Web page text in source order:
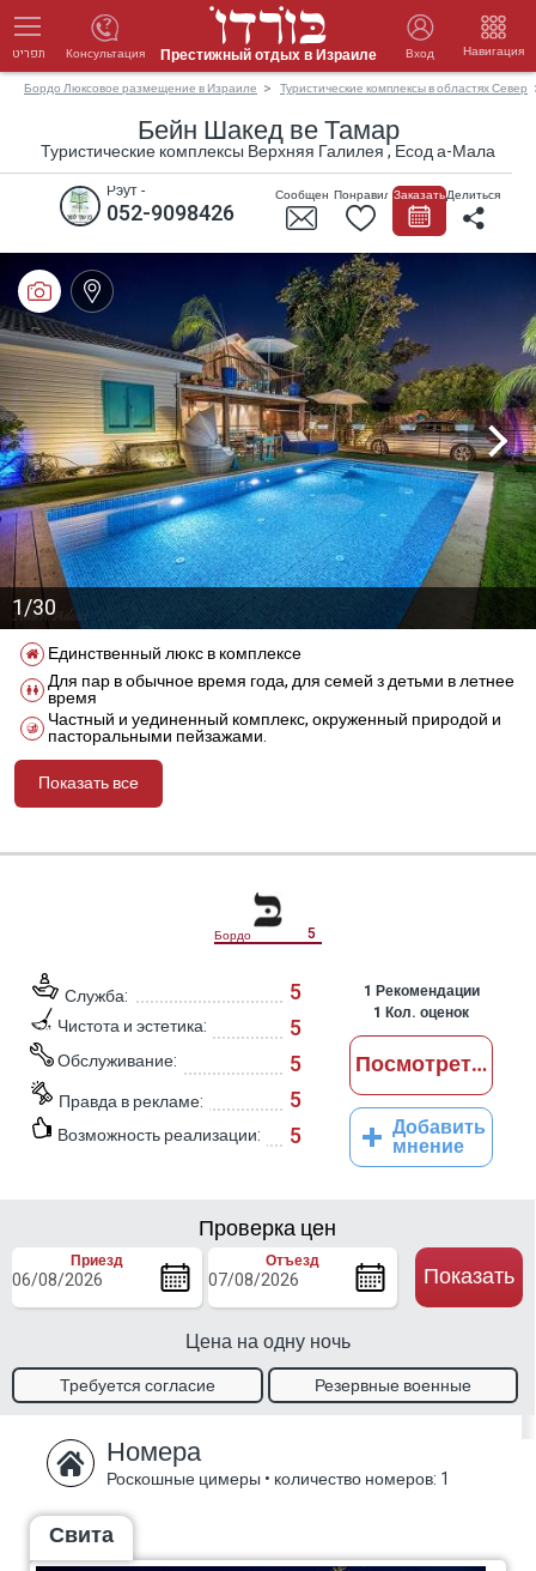
תפריט Престижный отдых в Израиле Вход Навигация
Консультация
Бордо Люксовое размещение в Израиле Туристические комплексы в областях Север
Бейн Шакед ве Тамар
Туристические комплексы Верхняя Галилея , Есод а-Мала
Делиться
СообщениеПонравилосьЗаказать
052-9098426
Рэут -
1/30
Единственный люкс в комплексе
Для пар в обычное время года, для семей з детьми в летнее
время
Частный и уединенный комплекс, окруженный природой и
пасторальными пейзажами.
Показать все
Бордо 5
Служба: 5
Чистота и эстетика: 5
Обслуживание: 5
Правда в рекламе: 5
Возможность реализации: 5
1 Рекомендации
1 Кол. оценок
Посмотреть
Добавить
мнение
Проверка цен
Приезд Отъезд
Цена на одну ночь
Показать
Требуется согласие
Резервные военные
Номера
Роскошные цимеры • количество номеров: 1
Свита